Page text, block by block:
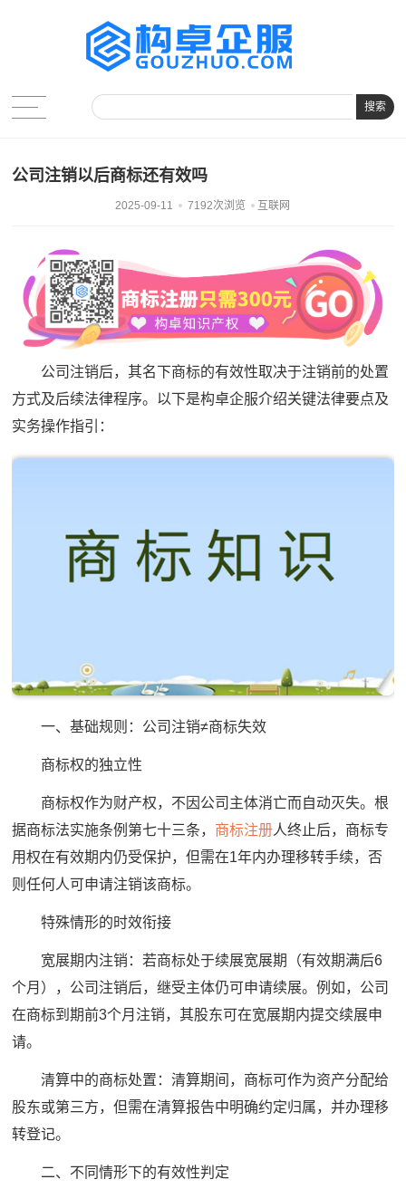
搜索
公司注销以后商标还有效吗
2025-09-11 7192次浏览 互联网
公司注销后，其名下商标的有效性取决于注销前的处置
方式及后续法律程序。以下是构卓企服介绍关键法律要点及
实务操作指引：
一、基础规则：公司注销≠商标失效
商标权的独立性
商标权作为财产权，不因公司主体消亡而自动灭失。根
据商标法实施条例第七十三条， 商标注册人终止后，商标专
用权在有效期内仍受保护，但需在1年内办理移转手续，否
则任何人可申请注销该商标。
特殊情形的时效衔接
宽展期内注销：若商标处于续展宽展期（有效期满后6
个月），公司注销后，继受主体仍可申请续展。例如，公司
在商标到期前3个月注销，其股东可在宽展期内提交续展申
请。
清算中的商标处置：清算期间，商标可作为资产分配给
股东或第三方，但需在清算报告中明确约定归属，并办理移
转登记。
二、不同情形下的有效性判定